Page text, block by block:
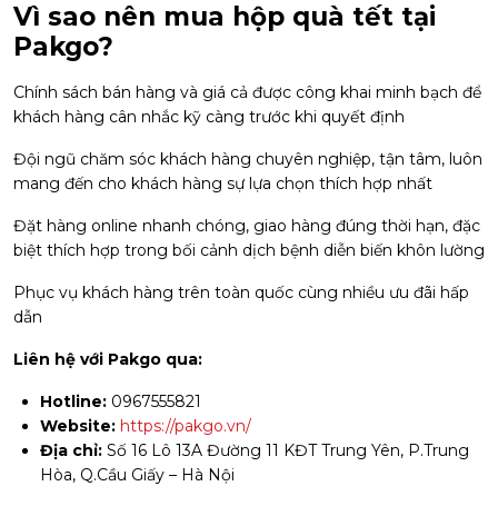
Vì sao nên mua hộp quà tết tại
Pakgo?
Chính sách bán hàng và giá cả được công khai minh bạch để
khách hàng cân nhắc kỹ càng trước khi quyết định
Đội ngũ chăm sóc khách hàng chuyên nghiệp, tận tâm, luôn
mang đến cho khách hàng sự lựa chọn thích hợp nhất
Đặt hàng online nhanh chóng, giao hàng đúng thời hạn, đặc
biệt thích hợp trong bối cảnh dịch bệnh diễn biến khôn lường
Phục vụ khách hàng trên toàn quốc cùng nhiều ưu đãi hấp
dẫn
Liên hệ với Pakgo qua:
Hotline: 0967555821
Website: https://pakgo.vn/
Địa chỉ: Số 16 Lô 13A Đường 11 KĐT Trung Yên, P.Trung
Hòa, Q.Cầu Giấy – Hà Nội